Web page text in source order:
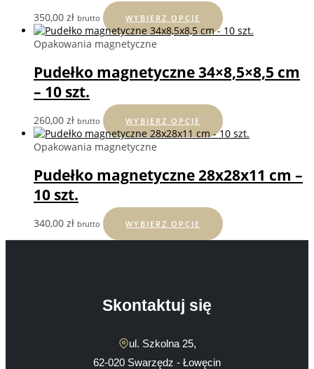
350,00 zł brutto WYBIERZ OPCJE
Ten
produkt
wariantów.
Opcje
na
stronie
Opakowania magnetyczne
Pudełko magnetyczne 34×8,5×8,5 cm
– 10 szt.
260,00 zł brutto WYBIERZ OPCJE
Ten
produkt
wariantów.
Opcje
na
stronie
Opakowania magnetyczne
Pudełko magnetyczne 28x28x11 cm –
10 szt.
340,00 zł brutto WYBIERZ OPCJE
Ten
Skontaktuj się
ul. Szkolna 25,
62-020 Swarzędz - Łowęcin